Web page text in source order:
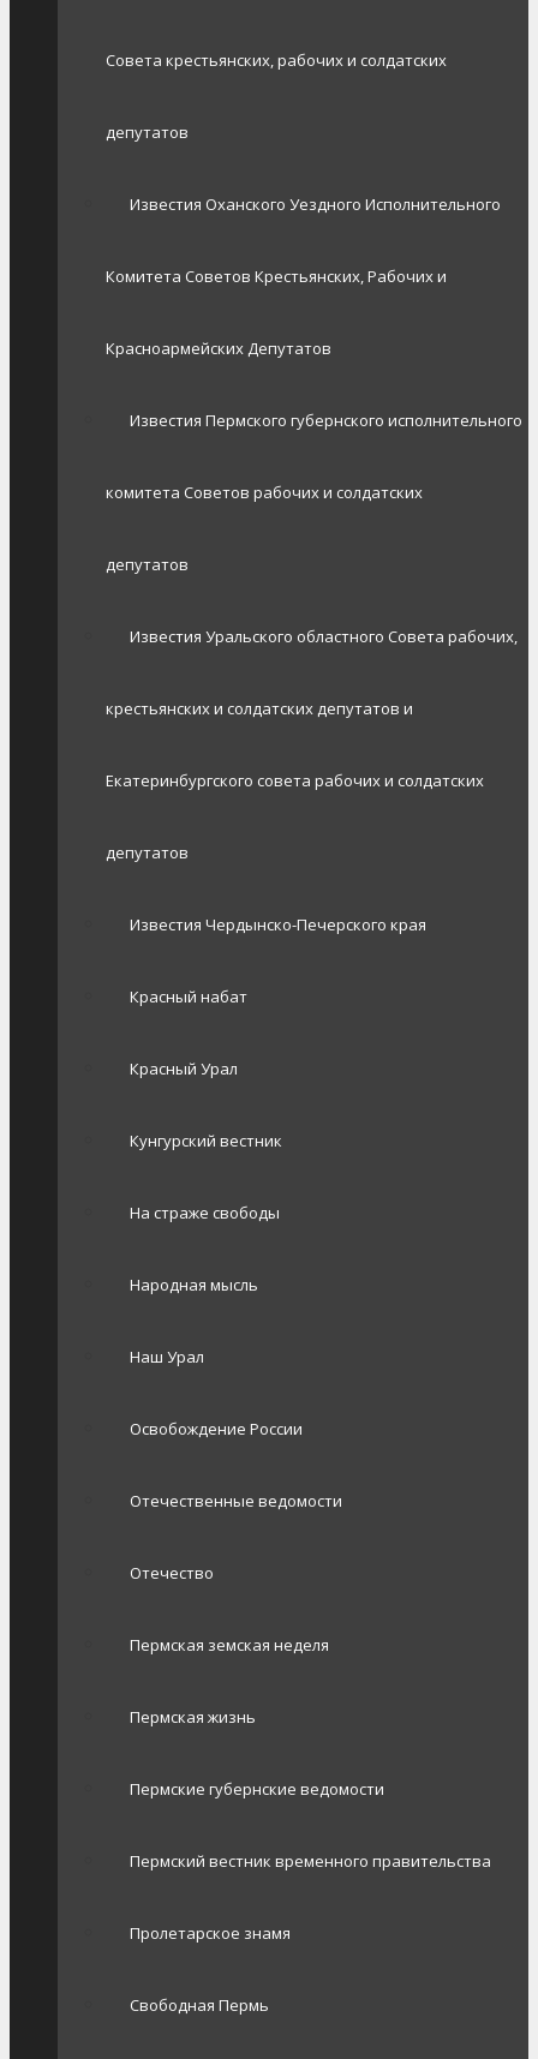
Совета крестьянских, рабочих и солдатских
депутатов
Известия Оханского Уездного Исполнительного
Комитета Советов Крестьянских, Рабочих и
Красноармейских Депутатов
Известия Пермского губернского исполнительного
комитета Советов рабочих и солдатских
депутатов
Известия Уральского областного Совета рабочих,
крестьянских и солдатских депутатов и
Екатеринбургского совета рабочих и солдатских
депутатов
Известия Чердынско-Печерского края
Красный набат
Красный Урал
Кунгурский вестник
На страже свободы
Народная мысль
Наш Урал
Освобождение России
Отечественные ведомости
Отечество
Пермская земская неделя
Пермская жизнь
Пермские губернские ведомости
Пермский вестник временного правительства
Пролетарское знамя
Свободная Пермь